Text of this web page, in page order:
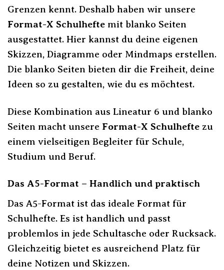
Grenzen kennt. Deshalb haben wir unsere
Format-X Schulhefte mit blanko Seiten
ausgestattet. Hier kannst du deine eigenen
Skizzen, Diagramme oder Mindmaps erstellen.
Die blanko Seiten bieten dir die Freiheit, deine
Ideen so zu gestalten, wie du es möchtest.
Diese Kombination aus Lineatur 6 und blanko
Seiten macht unsere Format-X Schulhefte zu
einem vielseitigen Begleiter für Schule,
Studium und Beruf.
Das A5-Format – Handlich und praktisch
Das A5-Format ist das ideale Format für
Schulhefte. Es ist handlich und passt
problemlos in jede Schultasche oder Rucksack.
Gleichzeitig bietet es ausreichend Platz für
deine Notizen und Skizzen.